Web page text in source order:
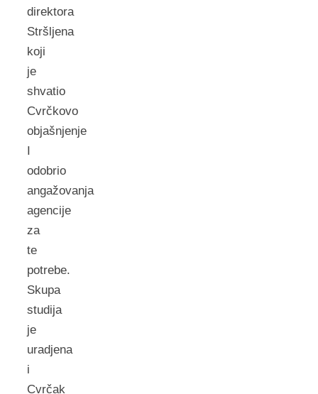
direktora
Stršljena
koji
je
shvatio
Cvrčkovo
objašnjenje
I
odobrio
angažovanja
agencije
za
te
potrebe.
Skupa
studija
je
uradjena
i
Cvrčak